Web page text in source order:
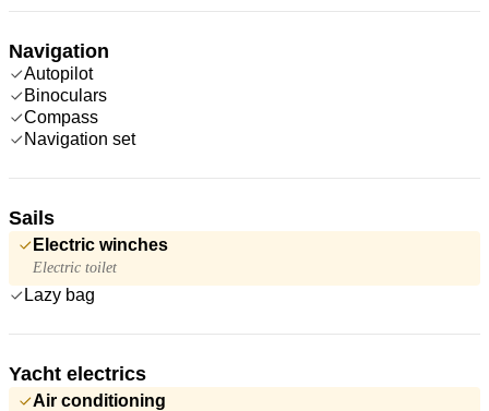
Navigation
Autopilot
Binoculars
Compass
Navigation set
Sails
Electric winches
Electric toilet
Lazy bag
Yacht electrics
Air conditioning